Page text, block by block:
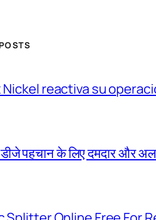
Nickel reactiva su
पहचान के लिए दमदार और